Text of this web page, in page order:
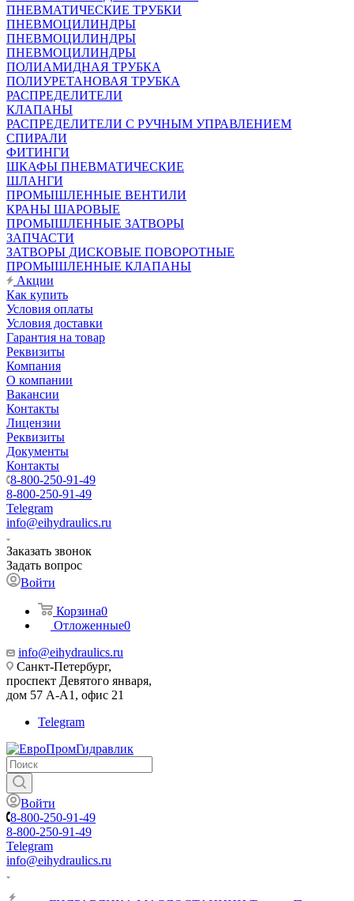
ПНЕВМАТИЧЕСКИЕ ТРУБКИ
ПНЕВМОЦИЛИНДРЫ
ПНЕВМОЦИЛИНДРЫ
ПНЕВМОЦИЛИНДРЫ
ПОЛИАМИДНАЯ ТРУБКА
ПОЛИУРЕТАНОВАЯ ТРУБКА
РАСПРЕДЕЛИТЕЛИ
КЛАПАНЫ
РАСПРЕДЕЛИТЕЛИ С РУЧНЫМ УПРАВЛЕНИЕМ
СПИРАЛИ
ФИТИНГИ
ШКАФЫ ПНЕВМАТИЧЕСКИЕ
ШЛАНГИ
ПРОМЫШЛЕННЫЕ ВЕНТИЛИ
КРАНЫ ШАРОВЫЕ
ПРОМЫШЛЕННЫЕ ЗАТВОРЫ
ЗАПЧАСТИ
ЗАТВОРЫ ДИСКОВЫЕ ПОВОРОТНЫЕ
ПРОМЫШЛЕННЫЕ КЛАПАНЫ
Акции
Как купить
Условия оплаты
Условия доставки
Гарантия на товар
Реквизиты
Компания
О компании
Вакансии
Контакты
Лицензии
Реквизиты
Документы
Контакты
8-800-250-91-49
8-800-250-91-49
Telegram
info@eihydraulics.ru
Заказать звонок
Задать вопрос
Войти
Корзина0
Отложенные0
info@eihydraulics.ru
Санкт-Петербург,
проспект Девятого января,
дом 57 А-А1, офис 21
Telegram
Войти
8-800-250-91-49
8-800-250-91-49
Telegram
info@eihydraulics.ru